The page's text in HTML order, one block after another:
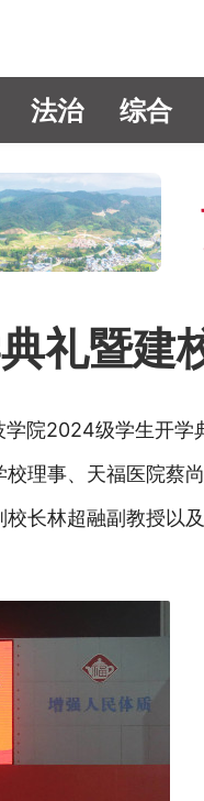
法治 综合
礼暨建
学院2024级学生开学
理事、天福医院蔡
长林超融副教授以